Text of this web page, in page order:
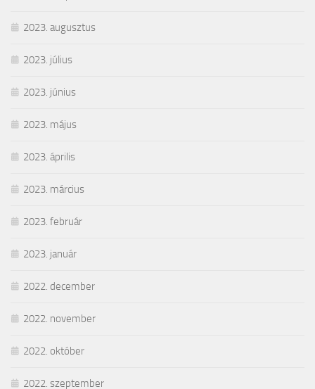
2023. augusztus
2023. július
2023. június
2023. május
2023. április
2023. március
2023. február
2023. január
2022. december
2022. november
2022. október
2022. szeptember